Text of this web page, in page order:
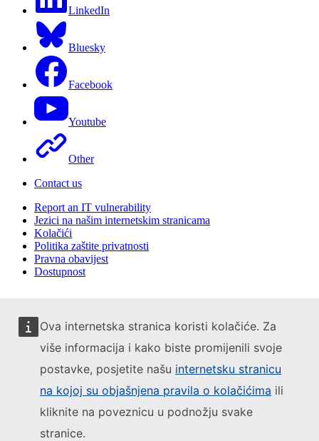
Ova internetska stranica koristi kolačiće. Za
više informacija i kako biste promijenili svoje
postavke, posjetite našu internetsku stranicu
na kojoj su objašnjena pravila o kolačićima ili
kliknite na poveznicu u podnožju svake
stranice.
LinkedIn
Bluesky
Facebook
Youtube
Other
Contact us
Report an IT vulnerability
Jezici na našim internetskim stranicama
Kolačići
Politika zaštite privatnosti
Pravna obavijest
Dostupnost